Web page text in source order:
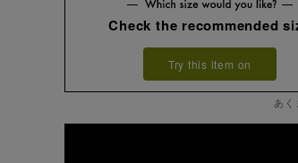
Check the recommended
Try this item on
あく